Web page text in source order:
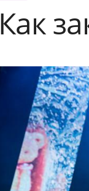
Как